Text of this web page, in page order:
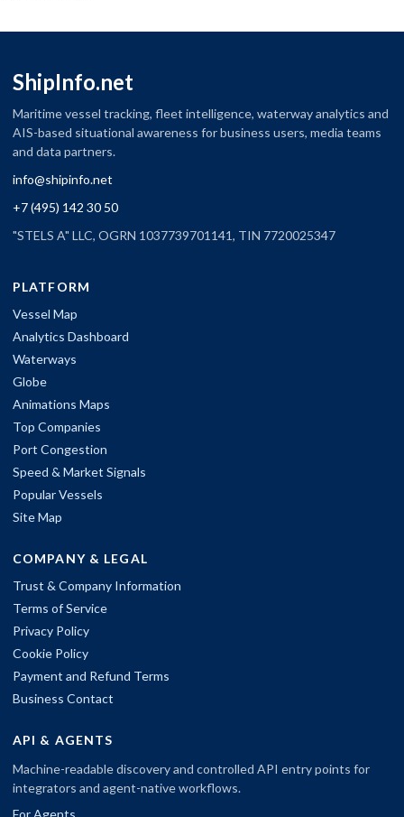
ShipInfo.net
Maritime vessel tracking, fleet intelligence, waterway analytics and
AIS-based situational awareness for business users, media teams
and data partners.
info@shipinfo.net
+7 (495) 142 30 50
"STELS A" LLC, OGRN 1037739701141, TIN 7720025347
PLATFORM
Vessel Map
Analytics Dashboard
Waterways
Globe
Animations Maps
Top Companies
Port Congestion
Speed & Market Signals
Popular Vessels
Site Map
COMPANY & LEGAL
Trust & Company Information
Terms of Service
Privacy Policy
Cookie Policy
Payment and Refund Terms
Business Contact
API & AGENTS
Machine-readable discovery and controlled API entry points for
integrators and agent-native workflows.
For Agents